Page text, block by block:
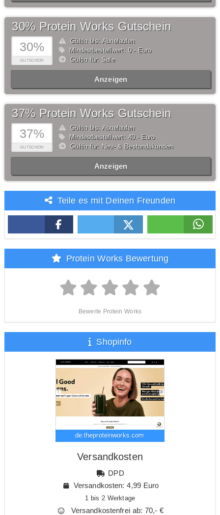
30%
GUTSCHEIN
30% Protein Works Gutschein
Gültig bis: Abgelaufen
Mindestbestellwert: 0,- Euro
Gültig für: Sale
Anzeigen
37%
GUTSCHEIN
37% Protein Works Gutschein
Gültig bis: Abgelaufen
Mindestbestellwert: 40,- Euro
Gültig für: Neu- & Bestandskunden
Anzeigen
Teile es mit Deinen Freunden
Protein Works Bewertung
Bewerte Protein Works
Shopinfo
de.theproteinworks.com
Versandkosten
DPD
Versandkosten: 4,99 Euro
1 bis 2 Werktage
Versandkostenfrei ab: 70,- €